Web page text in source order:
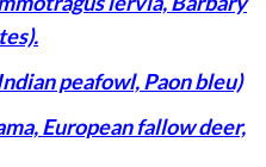
peafowl, Paon bleu)
European fallow deer,